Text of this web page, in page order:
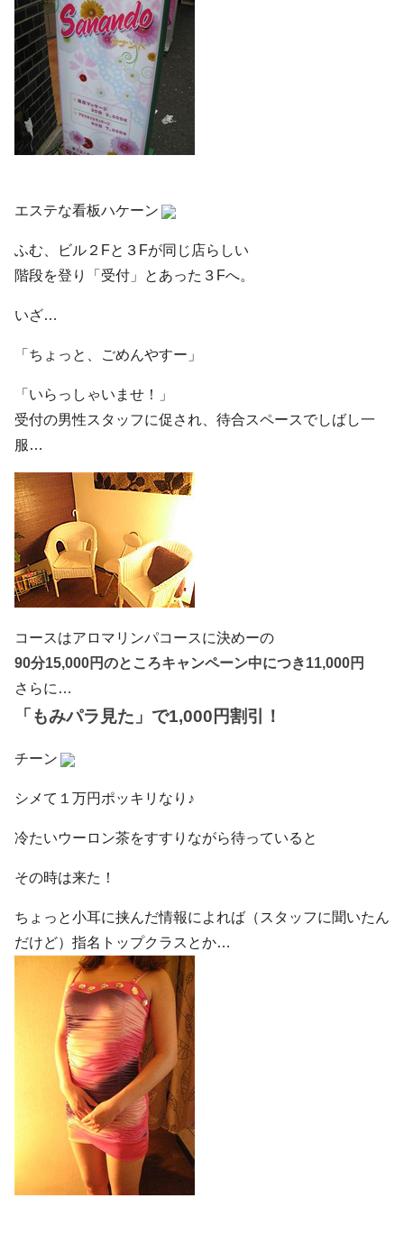
エステな看板ハケーン
ふむ、ビル２Fと３Fが同じ店らしい
階段を登り「受付」とあった３Fへ。
いざ…
「ちょっと、ごめんやすー」
「いらっしゃいませ！」
受付の男性スタッフに促され、待合スペースでしばし一
服…
コースはアロマリンパコースに決めーの
90分15,000円のところキャンペーン中につき11,000円
さらに…
「もみパラ見た」で1,000円割引！
チーン
シメて１万円ポッキリなり♪
冷たいウーロン茶をすすりながら待っていると
その時は来た！
ちょっと小耳に挟んだ情報によれば（スタッフに聞いたん
だけど）指名トップクラスとか…